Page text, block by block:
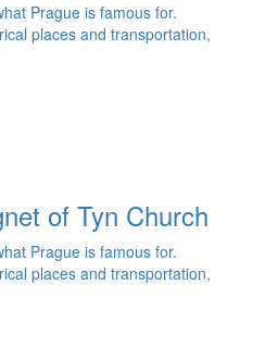
Prague is famous for.
places and transportation,
of Tyn Church
Prague is famous for.
places and transportation,